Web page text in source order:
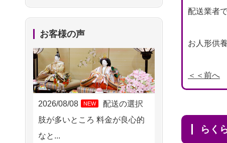
配送業者
お人形供
＜＜前へ
ら
2026/08/07 20:31
2026/08/07 09:26
平塚市の方からお申込み
2026/08/06 21:28
埼玉県の方からお申込み
2026/08/06 17:56
藤沢市の方からお申込み
お客様の声
2026/08/08 NEW
配送の選択
肢が多いところ 料金が良心的
なと...